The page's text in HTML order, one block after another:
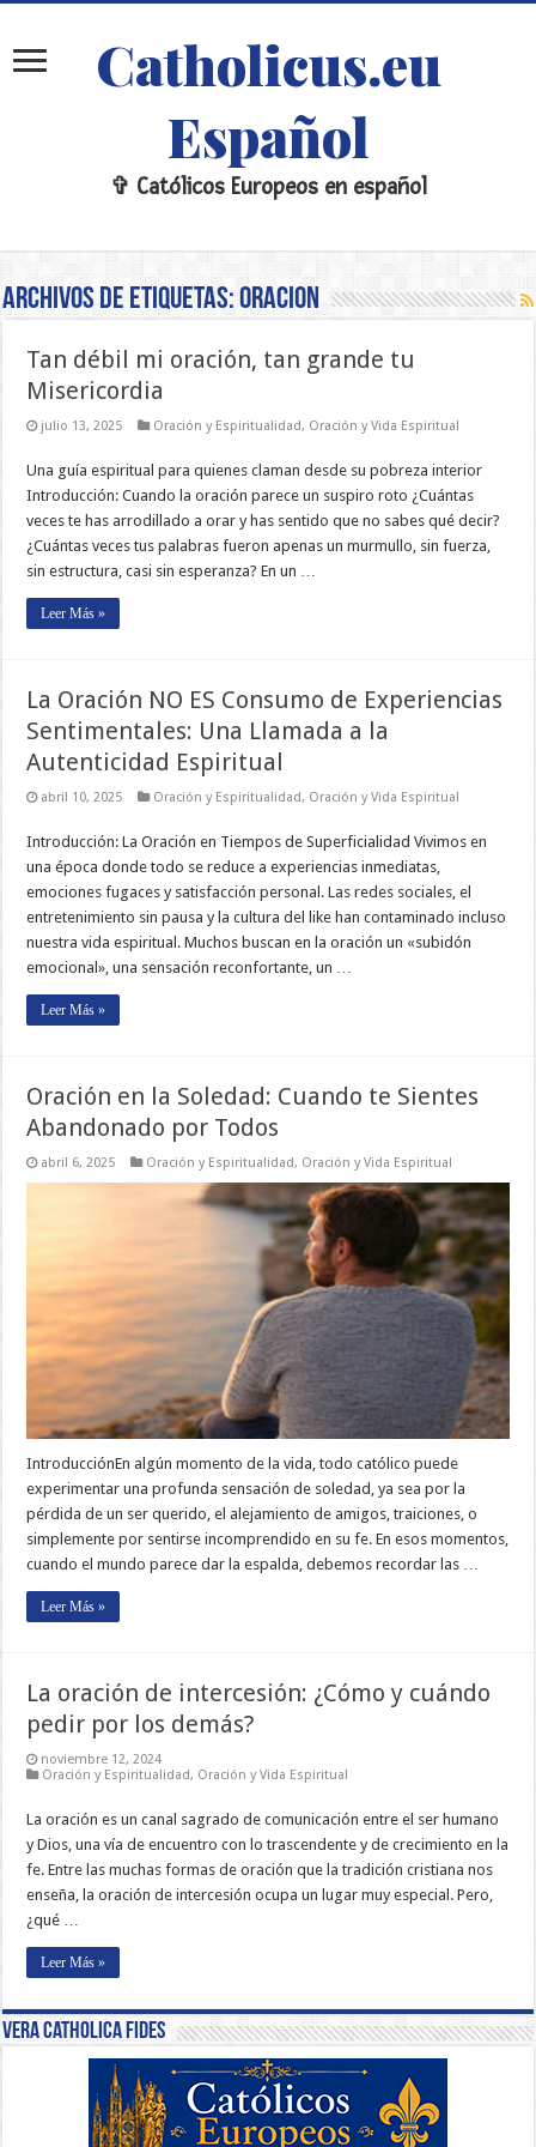
Catholicus.eu
Español
✞ Católicos Europeos en español
Archivos de etiquetas:oracion
Tan débil mi oración, tan grande tu
Misericordia
julio 13, 2025 Oración y Espiritualidad, Oración y Vida Espiritual
Una guía espiritual para quienes claman desde su pobreza interior
Introducción: Cuando la oración parece un suspiro roto ¿Cuántas
veces te has arrodillado a orar y has sentido que no sabes qué decir?
¿Cuántas veces tus palabras fueron apenas un murmullo, sin fuerza,
sin estructura, casi sin esperanza? En un …
Leer Más »
La Oración NO ES Consumo de Experiencias
Sentimentales: Una Llamada a la
Autenticidad Espiritual
abril 10, 2025 Oración y Espiritualidad, Oración y Vida Espiritual
Introducción: La Oración en Tiempos de Superficialidad Vivimos en
una época donde todo se reduce a experiencias inmediatas,
emociones fugaces y satisfacción personal. Las redes sociales, el
entretenimiento sin pausa y la cultura del like han contaminado incluso
nuestra vida espiritual. Muchos buscan en la oración un «subidón
emocional», una sensación reconfortante, un …
Leer Más »
Oración en la Soledad: Cuando te Sientes
Abandonado por Todos
abril 6, 2025 Oración y Espiritualidad, Oración y Vida Espiritual
IntroducciónEn algún momento de la vida, todo católico puede
experimentar una profunda sensación de soledad, ya sea por la
pérdida de un ser querido, el alejamiento de amigos, traiciones, o
simplemente por sentirse incomprendido en su fe. En esos momentos,
cuando el mundo parece dar la espalda, debemos recordar las …
Leer Más »
La oración de intercesión: ¿Cómo y cuándo
pedir por los demás?
noviembre 12, 2024
Oración y Espiritualidad, Oración y Vida Espiritual
La oración es un canal sagrado de comunicación entre el ser humano
y Dios, una vía de encuentro con lo trascendente y de crecimiento en la
fe. Entre las muchas formas de oración que la tradición cristiana nos
enseña, la oración de intercesión ocupa un lugar muy especial. Pero,
¿qué …
Leer Más »
Vera Catholica Fides